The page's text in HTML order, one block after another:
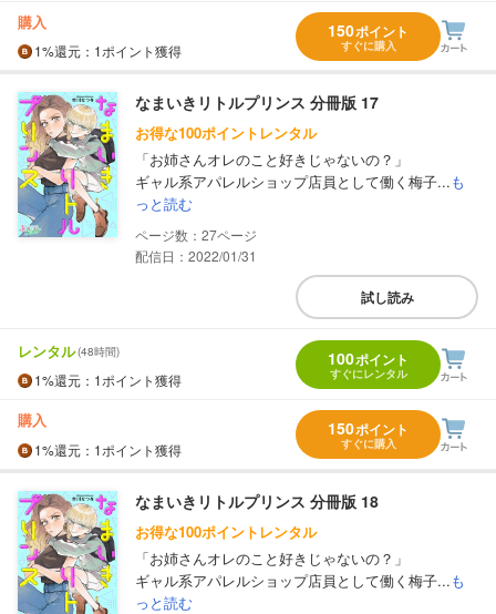
購入
1%還元 ：1ポイント獲得
150ポイント
すぐに購入
なまいきリトルプリンス 分冊版 17
お得な100ポイントレンタル
「お姉さんオレのこと好きじゃないの？」
ギャル系アパレルショップ店員として働く梅子...も
っと読む
27
配信日：2022/01/31
試し読み
レンタル(48時間)
1%還元 ：1ポイント獲得
100ポイント
すぐにレンタル
購入
1%還元 ：1ポイント獲得
150ポイント
すぐに購入
なまいきリトルプリンス 分冊版 18
お得な100ポイントレンタル
「お姉さんオレのこと好きじゃないの？」
ギャル系アパレルショップ店員として働く梅子...も
っと読む